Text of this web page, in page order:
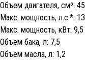
Объем двигателя, cм³:
Макс. мощность, л.с.*: 13
Макс. мощность, кВт: 9,5
Объем бака, л: 7,5
Объем масла, л: 1,2